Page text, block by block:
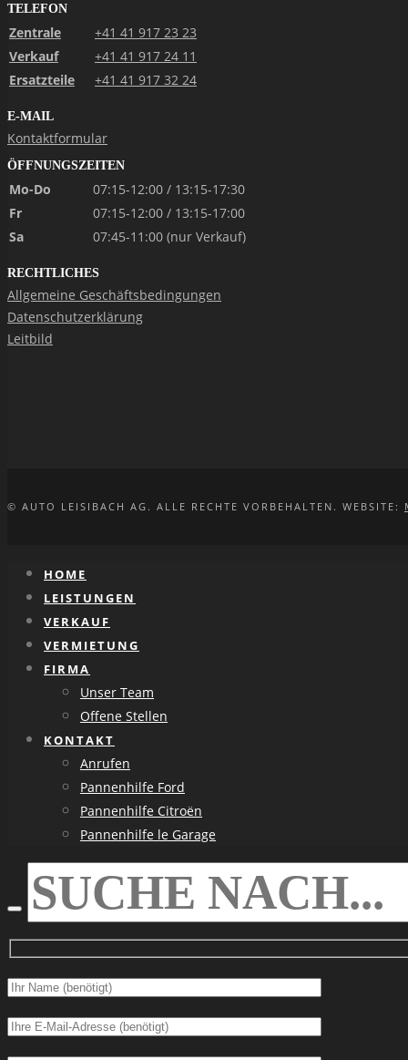
TELEFON
Zentrale
+41 41 917 23 23
Verkauf
+41 41 917 24 11
Ersatzteile
+41 41 917 32 24
E-MAIL
Kontaktformular
ÖFFNUNGSZEITEN
Mo-Do
07:15-12:00 / 13:15-17:30
Fr
07:15-12:00 / 13:15-17:00
Sa
07:45-11:00 (nur Verkauf)
RECHTLICHES
Allgemeine Geschäftsbedingungen
Datenschutzerklärung
Leitbild
© AUTO LEISIBACH AG. ALLE RECHTE VORBEHALTEN. WEBSITE:
HOME
LEISTUNGEN
VERKAUF
VERMIETUNG
FIRMA
Unser Team
Offene Stellen
KONTAKT
Anrufen
Pannenhilfe Ford
Pannenhilfe Citroën
Pannenhilfe le Garage
SEARCH